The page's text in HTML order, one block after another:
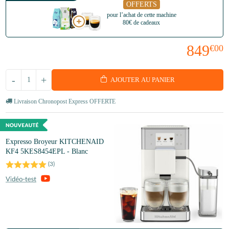
OFFERTS
pour l’achat de cette machine
80€ de cadeaux
849€00
+
- AJOUTER AU PANIER
Livraison Chronopost Express OFFERTE
Expresso Broyeur KITCHENAID
KF4 5KES8454EPL - Blanc
(3)